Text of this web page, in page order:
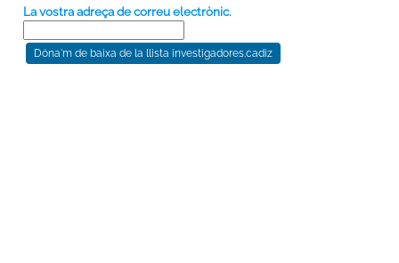
La vostra adreça de correu electrònic.